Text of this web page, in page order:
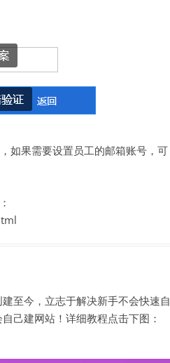
如果需要设置员工的邮箱账号，可
至今，立志于解决新手不会快速自
己建网站！详细教程点击下图：